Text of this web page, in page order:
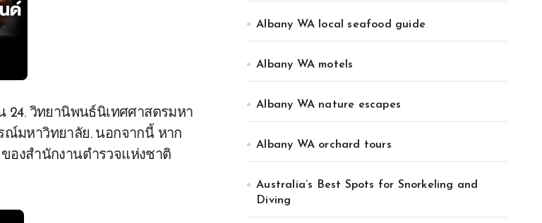
24. วิทยานิพนธ์นิเทศศาสตรมหา
มหาวิทยาลัย. นอกจากนี้ หาก
องสำนักงานตำรวจแห่งชาติ
Albany WA local seafood guide
Albany WA motels
Albany WA nature escapes
Albany WA orchard tours
Australia’s Best Spots for Snorkeling and
Diving